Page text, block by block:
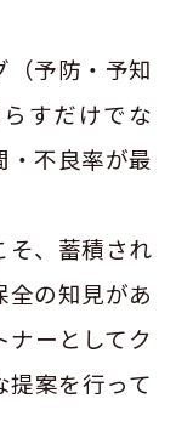
（予防・予知
すだけでな
・不良率が最
そ、蓄積され
全の知見があ
ナーとしてク
提案を行って